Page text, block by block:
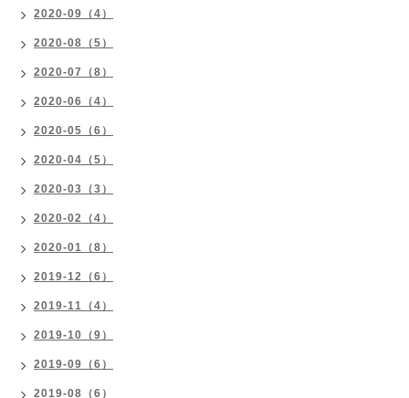
2020-09（4）
2020-08（5）
2020-07（8）
2020-06（4）
2020-05（6）
2020-04（5）
2020-03（3）
2020-02（4）
2020-01（8）
2019-12（6）
2019-11（4）
2019-10（9）
2019-09（6）
2019-08（6）